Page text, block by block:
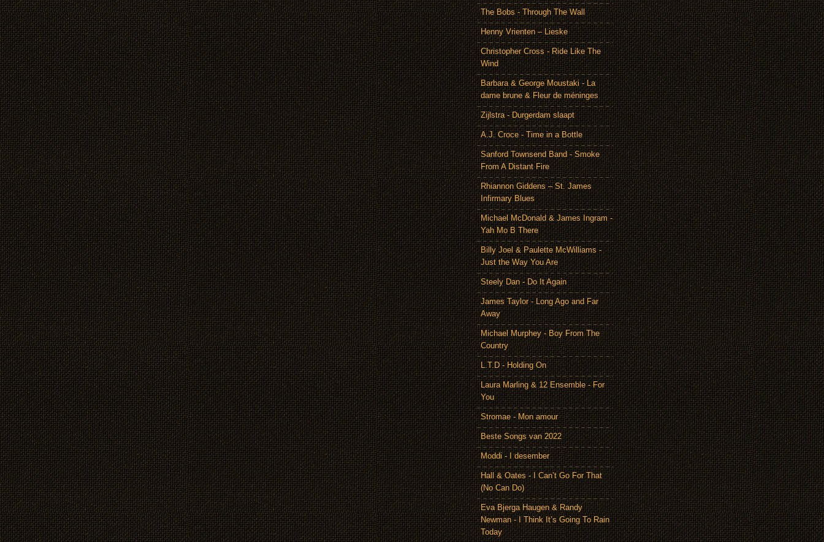
The Bobs - Through The Wall
Henny Vrienten – Lieske
Christopher Cross - Ride Like The
Wind
Barbara & George Moustaki - La
dame brune & Fleur de méninges
Zijlstra - Durgerdam slaapt
A.J. Croce - Time in a Bottle
Sanford Townsend Band - Smoke
From A Distant Fire
Rhiannon Giddens – St. James
Infirmary Blues
Michael McDonald & James Ingram -
Yah Mo B There
Billy Joel & Paulette McWilliams -
Just the Way You Are
Steely Dan - Do It Again
James Taylor - Long Ago and Far
Away
Michael Murphey - Boy From The
Country
L.T.D - Holding On
Laura Marling & 12 Ensemble - For
You
Stromae - Mon amour
Beste Songs van 2022
Moddi - I desember
Hall & Oates - I Can’t Go For That
(No Can Do)
Eva Bjerga Haugen & Randy
Newman - I Think It’s Going To Rain
Today